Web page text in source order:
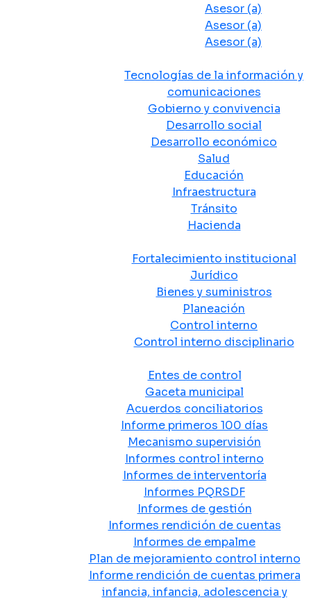
Asesor (a)
Asesor (a)
Asesor (a)
Tecnologías de la información y
comunicaciones
Gobierno y convivencia
Desarrollo social
Desarrollo económico
Salud
Educación
Infraestructura
Tránsito
Hacienda
Fortalecimiento institucional
Jurídico
Bienes y suministros
Planeación
Control interno
Control interno disciplinario
Entes de control
Gaceta municipal
Acuerdos conciliatorios
Informe primeros 100 días
Mecanismo supervisión
Informes control interno
Informes de interventoría
Informes PQRSDF
Informes de gestión
Informes rendición de cuentas
Informes de empalme
Plan de mejoramiento control interno
Informe rendición de cuentas primera
infancia, infancia, adolescencia y